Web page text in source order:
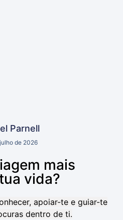
Parnell
de 2026
mais
vida?
apoiar-te e guiar-te
dentro de ti.